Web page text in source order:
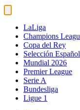
LaLiga
Champions
Copa del Rey
Selección
Mundial 2026
Premier League
Serie A
Bundesliga
Ligue 1